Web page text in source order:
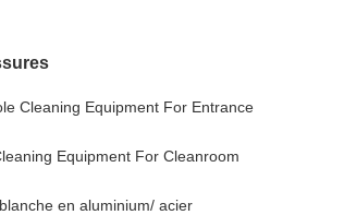
Cleaning Equipment For Entrance
Equipment For Cleanroom
en aluminium/ acier